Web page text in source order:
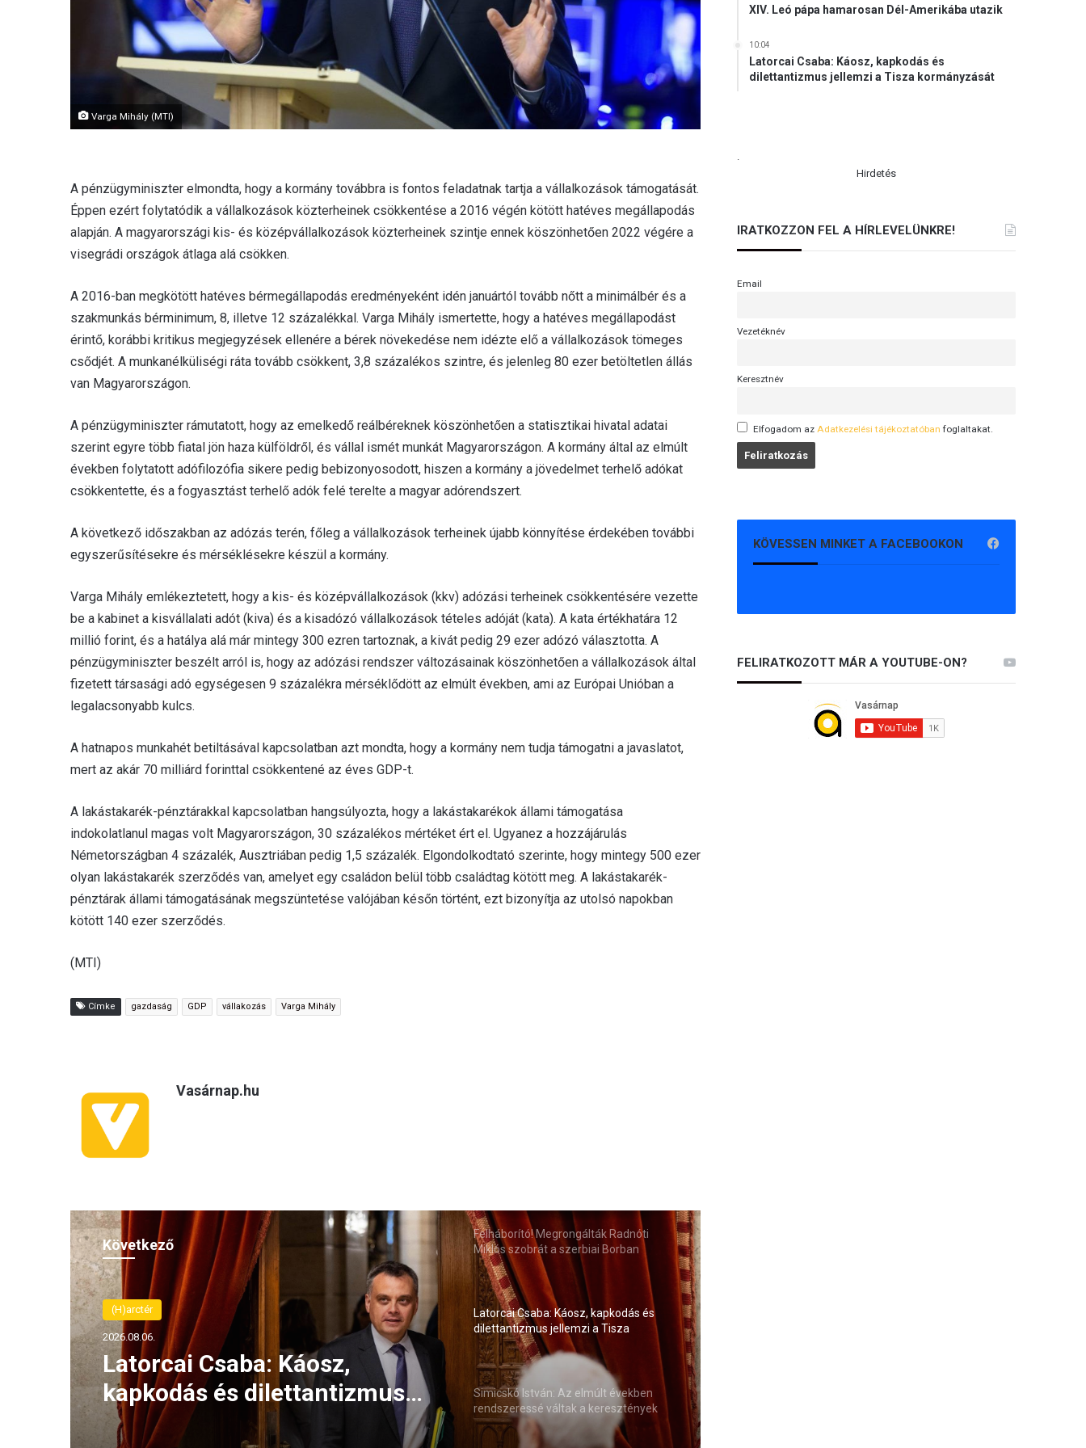
Varga Mihály (MTI)
A pénzügyminiszter elmondta, hogy a kormány továbbra is fontos feladatnak tartja a vállalkozások támogatását.
Éppen ezért folytatódik a vállalkozások közterheinek csökkentése a 2016 végén kötött hatéves megállapodás
alapján. A magyarországi kis- és középvállalkozások közterheinek szintje ennek köszönhetően 2022 végére a
visegrádi országok átlaga alá csökken.
A 2016-ban megkötött hatéves bérmegállapodás eredményeként idén januártól tovább nőtt a minimálbér és a
szakmunkás bérminimum, 8, illetve 12 százalékkal. Varga Mihály ismertette, hogy a hatéves megállapodást
érintő, korábbi kritikus megjegyzések ellenére a bérek növekedése nem idézte elő a vállalkozások tömeges
csődjét. A munkanélküliségi ráta tovább csökkent, 3,8 százalékos szintre, és jelenleg 80 ezer betöltetlen állás
van Magyarországon.
A pénzügyminiszter rámutatott, hogy az emelkedő reálbéreknek köszönhetően a statisztikai hivatal adatai
szerint egyre több fiatal jön haza külföldről, és vállal ismét munkát Magyarországon. A kormány által az elmúlt
években folytatott adófilozófia sikere pedig bebizonyosodott, hiszen a kormány a jövedelmet terhelő adókat
csökkentette, és a fogyasztást terhelő adók felé terelte a magyar adórendszert.
A következő időszakban az adózás terén, főleg a vállalkozások terheinek újabb könnyítése érdekében további
egyszerűsítésekre és mérséklésekre készül a kormány.
Varga Mihály emlékeztetett, hogy a kis- és középvállalkozások (kkv) adózási terheinek csökkentésére vezette
be a kabinet a kisvállalati adót (kiva) és a kisadózó vállalkozások tételes adóját (kata). A kata értékhatára 12
millió forint, és a hatálya alá már mintegy 300 ezren tartoznak, a kivát pedig 29 ezer adózó választotta. A
pénzügyminiszter beszélt arról is, hogy az adózási rendszer változásainak köszönhetően a vállalkozások által
fizetett társasági adó egységesen 9 százalékra mérséklődött az elmúlt években, ami az Európai Unióban a
legalacsonyabb kulcs.
A hatnapos munkahét betiltásával kapcsolatban azt mondta, hogy a kormány nem tudja támogatni a javaslatot,
mert az akár 70 milliárd forinttal csökkentené az éves GDP-t.
A lakástakarék-pénztárakkal kapcsolatban hangsúlyozta, hogy a lakástakarékok állami támogatása
indokolatlanul magas volt Magyarországon, 30 százalékos mértéket ért el. Ugyanez a hozzájárulás
Németországban 4 százalék, Ausztriában pedig 1,5 százalék. Elgondolkodtató szerinte, hogy mintegy 500 ezer
olyan lakástakarék szerződés van, amelyet egy családon belül több családtag kötött meg. A lakástakarék-
pénztárak állami támogatásának megszüntetése valójában későn történt, ezt bizonyítja az utolsó napokban
kötött 140 ezer szerződés.
(MTI)
Címke gazdaság GDP vállakozás Varga Mihály
Vasárnap.hu
Következő
Keresztényüldözés
2026.08.06.
Simicskó István: Az elmúlt
években rendszeressé váltak a
keresztények elleni agresszív
Felháborító! Megrongálták Radnóti
Miklós szobrát a szerbiai Borban
Latorcai Csaba: Káosz, kapkodás és
dilettantizmus jellemzi a Tisza
kormányzását
Simicskó István: Az elmúlt években
rendszeressé váltak a keresztények
elleni agresszív megnyilvánulások
XIV. Leó pápa hamarosan Dél-Amerikába utazik
10:04
Latorcai Csaba: Káosz, kapkodás és
dilettantizmus jellemzi a Tisza kormányzását
.
Hirdetés
IRATKOZZON FEL A HÍRLEVELÜNKRE!
Email
Vezetéknév
Keresztnév
Elfogadom az Adatkezelési tájékoztatóban foglaltakat.
KÖVESSEN MINKET A FACEBOOKON
FELIRATKOZOTT MÁR A YOUTUBE-ON?